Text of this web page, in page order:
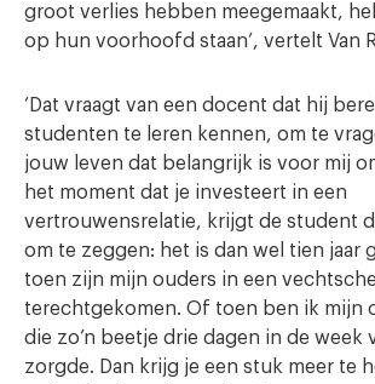
groot verlies hebben meegemaakt,
op hun voorhoofd staan’, vertelt Van
‘Dat vraagt van een docent dat hij
studenten te leren kennen, om te
jouw leven dat belangrijk is voor mij
het moment dat je investeert in een
vertrouwensrelatie, krijgt de student
om te zeggen: het is dan wel tien jaar
toen zijn mijn ouders in een
terechtgekomen. Of toen ben ik mijn
die zo’n beetje drie dagen in de week
zorgde. Dan krijg je een stuk meer te